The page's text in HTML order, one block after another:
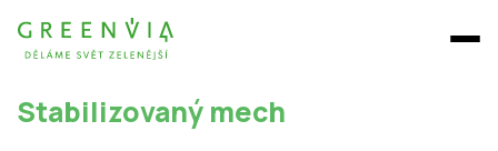
Stabilizovaný mech